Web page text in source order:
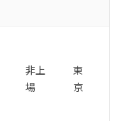
非上
場
東
京